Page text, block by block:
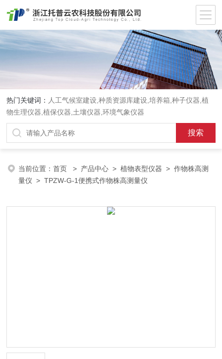
热门关键词： 人工气候室建设,种质资源库建设,培养箱,种子仪器,植
物生理仪器,植保仪器,土壤仪器,环境气象仪器
当前位置：首页 > 产品中心 >植物表型仪器 >作物株高测
量仪 > TPZW-G-1便携式作物株高测量仪